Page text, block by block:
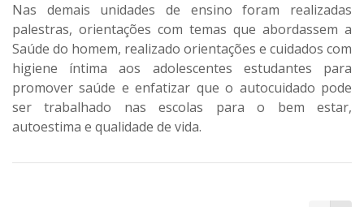
Nas demais unidades de ensino foram realizadas
palestras, orientações com temas que abordassem a
Saúde do homem, realizado orientações e cuidados com
higiene íntima aos adolescentes estudantes para
promover saúde e enfatizar que o autocuidado pode
ser trabalhado nas escolas para o bem estar,
autoestima e qualidade de vida.